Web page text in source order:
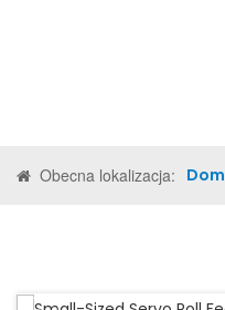
Obecna lokalizacja: Dom